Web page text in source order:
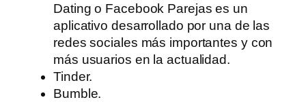
Dating o Facebook Parejas es un
aplicativo desarrollado por una de las
redes sociales más importantes y con
más usuarios en la actualidad.
Tinder.
Bumble.